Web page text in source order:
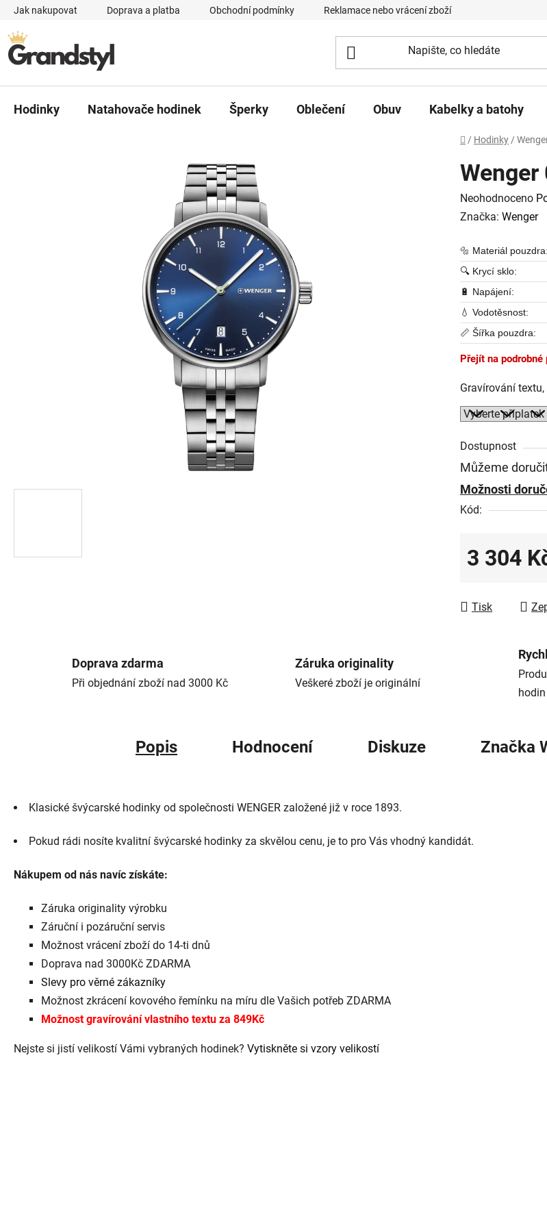
Přejít na obsah
Jak nakupovat Doprava a platba Obchodní podmínky Reklamace nebo vrácení zboží Podmínky
Hodinky Natahovače hodinek Šperky Oblečení Obuv Kabelky a batohy
Domů
/ Hodinky /
Průměrné
Neohodnoceno
Značka: Wenger
🔩 Materiál pouzdra:
🔍 Krycí sklo:
🔋 Napájení:
💧 Vodotěsnost:
📏 Šířka pouzdra:
Přejít na podrobné
Gravírování
Dostupnost
Můžeme
Možnosti
Kód:
3 304
Tisk
Doprava zdarma
Při objednání zboží nad 3000 Kč
Záruka originality
Veškeré zboží je originální
hodin
Popis Hodnocení Diskuze Značka
Klasické švýcarské hodinky od společnosti WENGER založené již v roce 1893.
Pokud rádi nosíte kvalitní švýcarské hodinky za skvělou cenu, je to pro Vás vhodný kandidát.
Nákupem od nás navíc získáte:
Záruka originality výrobku
Záruční i pozáruční servis
Možnost vrácení zboží do 14-ti dnů
Doprava nad 3000Kč ZDARMA
Slevy pro věrné zákazníky
Možnost zkrácení kovového řemínku na míru dle Vašich potřeb ZDARMA
Možnost gravírování vlastního textu za 849Kč
Nejste si jistí velikostí Vámi vybraných hodinek? Vytiskněte si vzory velikostí